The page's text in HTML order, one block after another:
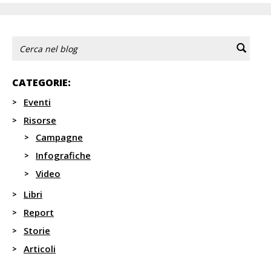
CATEGORIE:
Eventi
Risorse
Campagne
Infografiche
Video
Libri
Report
Storie
Articoli